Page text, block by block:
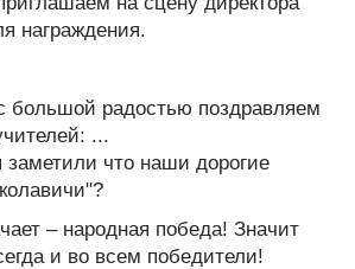
награждения.
большой радостью поздравляем
...
что наши дорогие
– народная победа! Значит
и во всем победители!